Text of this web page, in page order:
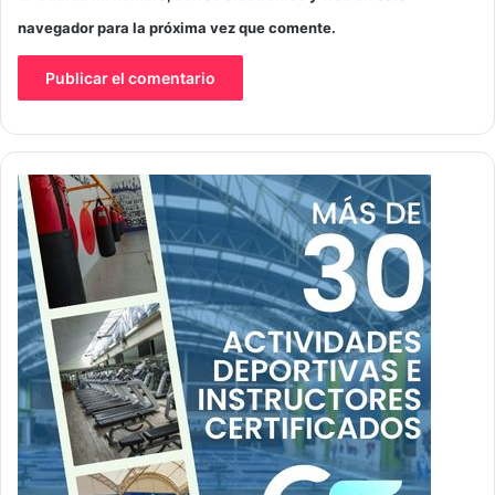
navegador para la próxima vez que comente.